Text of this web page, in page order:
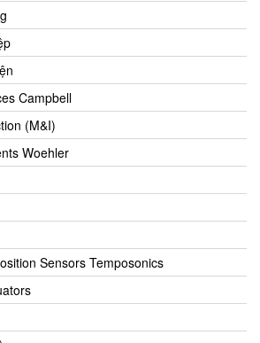
Campbell
(M&I)
Woehler
Sensors Temposonics